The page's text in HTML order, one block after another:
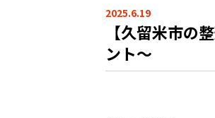
2025.6.19
【久留米市の
ント〜